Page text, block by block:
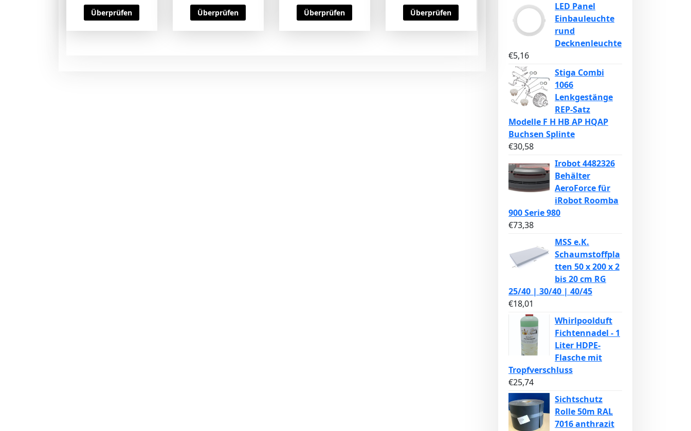
Überprüfen Überprüfen Überprüfen Überprüfen
LED Panel
Einbauleuchte
rund
Decknenleuchte
€5,16
Stiga Combi
1066
Lenkgestänge
REP-Satz
Modelle F H HB AP HQAP
Buchsen Splinte
€30,58
Irobot 4482326
Behälter
AeroForce für
iRobot Roomba
900 Serie 980
€73,38
MSS e.K.
Schaumstoffpla
tten 50 x 200 x 2
bis 20 cm RG
25/40 | 30/40 | 40/45
€18,01
Whirlpoolduft
Fichtennadel - 1
Liter HDPE-
Flasche mit
Tropfverschluss
€25,74
Sichtschutz
Rolle 50m RAL
7016 anthrazit